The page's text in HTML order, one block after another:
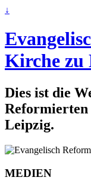
↓
Kirche zu
Dies ist die
Reformierten
Leipzig.
MEDIEN